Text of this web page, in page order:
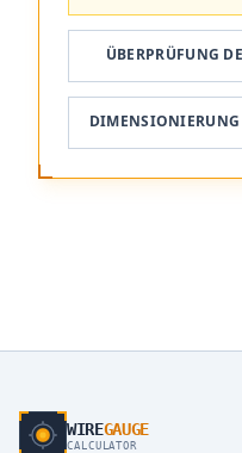
ÜBERPRÜFUNG
DIMENSIONIERUNG
WIREGAUGE
CALCULATOR